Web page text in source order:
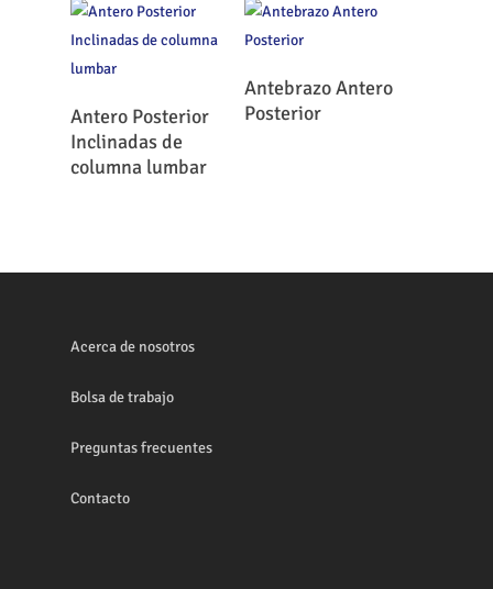
Leer Más
Antero Posterior
Inclinadas de
columna lumbar
Leer Más
Antebrazo Antero
Posterior
Acerca de nosotros
Bolsa de trabajo
Preguntas frecuentes
Contacto